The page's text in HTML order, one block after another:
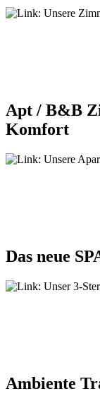
Apt / B&B
Komfort
Das neue
Ambiente